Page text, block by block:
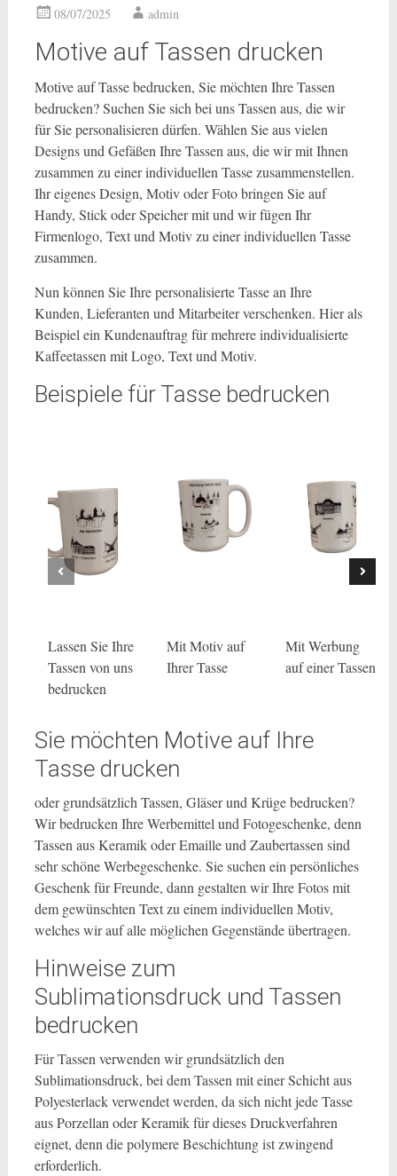
08/07/2025 admin
Motive auf Tassen drucken
Motive auf Tasse bedrucken, Sie möchten Ihre Tassen
bedrucken? Suchen Sie sich bei uns Tassen aus, die wir
für Sie personalisieren dürfen. Wählen Sie aus vielen
Designs und Gefäßen Ihre Tassen aus, die wir mit Ihnen
zusammen zu einer individuellen Tasse zusammenstellen.
Ihr eigenes Design, Motiv oder Foto bringen Sie auf
Handy, Stick oder Speicher mit und wir fügen Ihr
Firmenlogo, Text und Motiv zu einer individuellen Tasse
zusammen.
Nun können Sie Ihre personalisierte Tasse an Ihre
Kunden, Lieferanten und Mitarbeiter verschenken. Hier als
Beispiel ein Kundenauftrag für mehrere individualisierte
Kaffeetassen mit Logo, Text und Motiv.
Beispiele für Tasse bedrucken
Lassen Sie Ihre
Tassen von uns
bedrucken
Mit Motiv auf
Ihrer Tasse
Mit Werbung
auf einer Tassen
Sie möchten Motive auf Ihre
Tasse drucken
oder grundsätzlich Tassen, Gläser und Krüge bedrucken?
Wir bedrucken Ihre Werbemittel und Fotogeschenke, denn
Tassen aus Keramik oder Emaille und Zaubertassen sind
sehr schöne Werbegeschenke. Sie suchen ein persönliches
Geschenk für Freunde, dann gestalten wir Ihre Fotos mit
dem gewünschten Text zu einem individuellen Motiv,
welches wir auf alle möglichen Gegenstände übertragen.
Hinweise zum
Sublimationsdruck und Tassen
bedrucken
Für Tassen verwenden wir grundsätzlich den
Sublimationsdruck, bei dem Tassen mit einer Schicht aus
Polyesterlack verwendet werden, da sich nicht jede Tasse
aus Porzellan oder Keramik für dieses Druckverfahren
eignet, denn die polymere Beschichtung ist zwingend
erforderlich.